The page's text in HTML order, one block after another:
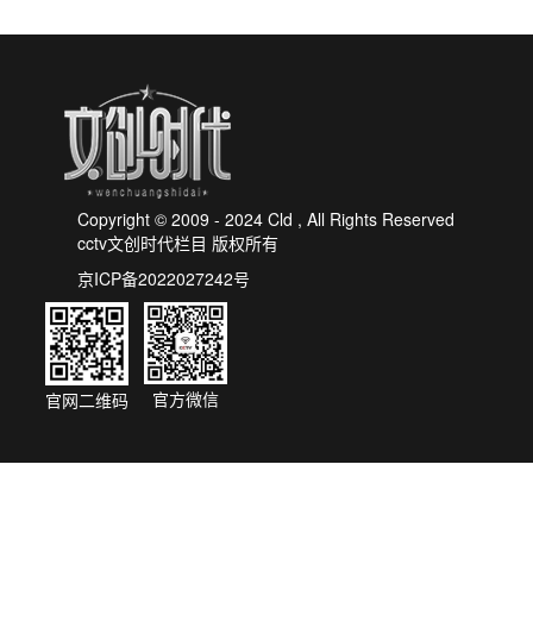
​Copyright © 2009 - 2024 Cld , All Rights Reserved
cctv文创时代栏目 版权所有
京ICP备2022027242号
官网二维码 官方微信